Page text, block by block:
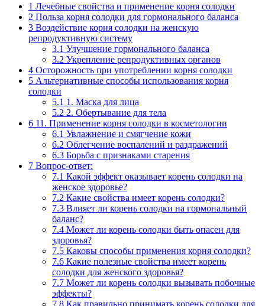
1 Лечебные свойства и применение корня солодки
2 Польза корня солодки для гормонального баланса
3 Воздействие корня солодки на женскую
репродуктивную систему
3.1 Улучшение гормонального баланса
3.2 Укрепление репродуктивных органов
4 Осторожность при употреблении корня солодки
5 Альтернативные способы использования корня
солодки
5.1 1. Маска для лица
5.2 2. Обертывание для тела
6 11. Применение корня солодки в косметологии
6.1 Увлажнение и смягчение кожи
6.2 Облегчение воспалений и раздражений
6.3 Борьба с признаками старения
7 Вопрос-ответ:
7.1 Какой эффект оказывает корень солодки на
женское здоровье?
7.2 Какие свойства имеет корень солодки?
7.3 Влияет ли корень солодки на гормональный
баланс?
7.4 Может ли корень солодки быть опасен для
здоровья?
7.5 Каковы способы применения корня солодки?
7.6 Какие полезные свойства имеет корень
солодки для женского здоровья?
7.7 Может ли корень солодки вызывать побочные
эффекты?
7.8 Как правильно принимать корень солодки для